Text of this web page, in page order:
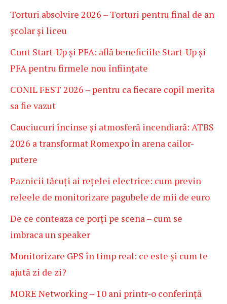
Torturi absolvire 2026 – Torturi pentru final de an
școlar și liceu
Cont Start-Up și PFA: află beneficiile Start-Up și
PFA pentru firmele nou înființate
CONIL FEST 2026 – pentru ca fiecare copil merita
sa fie vazut
Cauciucuri încinse și atmosferă incendiară: ATBS
2026 a transformat Romexpo în arena cailor-
putere
Paznicii tăcuți ai rețelei electrice: cum previn
releele de monitorizare pagubele de mii de euro
De ce conteaza ce porți pe scena – cum se
imbraca un speaker
Monitorizare GPS în timp real: ce este și cum te
ajută zi de zi?
MORE Networking – 10 ani printr-o conferință